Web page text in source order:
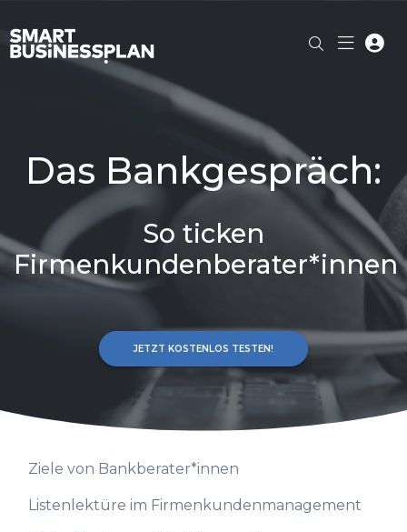
Das Bankgespräch:
So ticken
Firmenkundenberater*innen
JETZT KOSTENLOS TESTEN!
Ziele von Bankberater*innen
Listenlektüre im Firmenkundenmanagement